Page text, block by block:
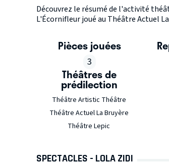
Découvrez le résumé de l'activité
L'Écornifleur joué au Théâtre Actuel
Pièces jouées
3
Théâtres de
prédilection
Théâtre Artistic Théâtre
Théâtre Actuel La Bruyère
Théâtre Lepic
SPECTACLES - LOLA ZIDI